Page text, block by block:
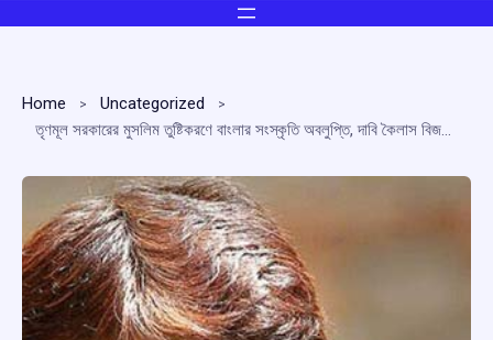
Home
Uncategorized
তৃণমূল সরকারের মুসলিম তুষ্টিকরণে বাংলার সংস্কৃতি অবলুপ্তি, দাবি কৈলাস বিজয়বর্গীয়-র